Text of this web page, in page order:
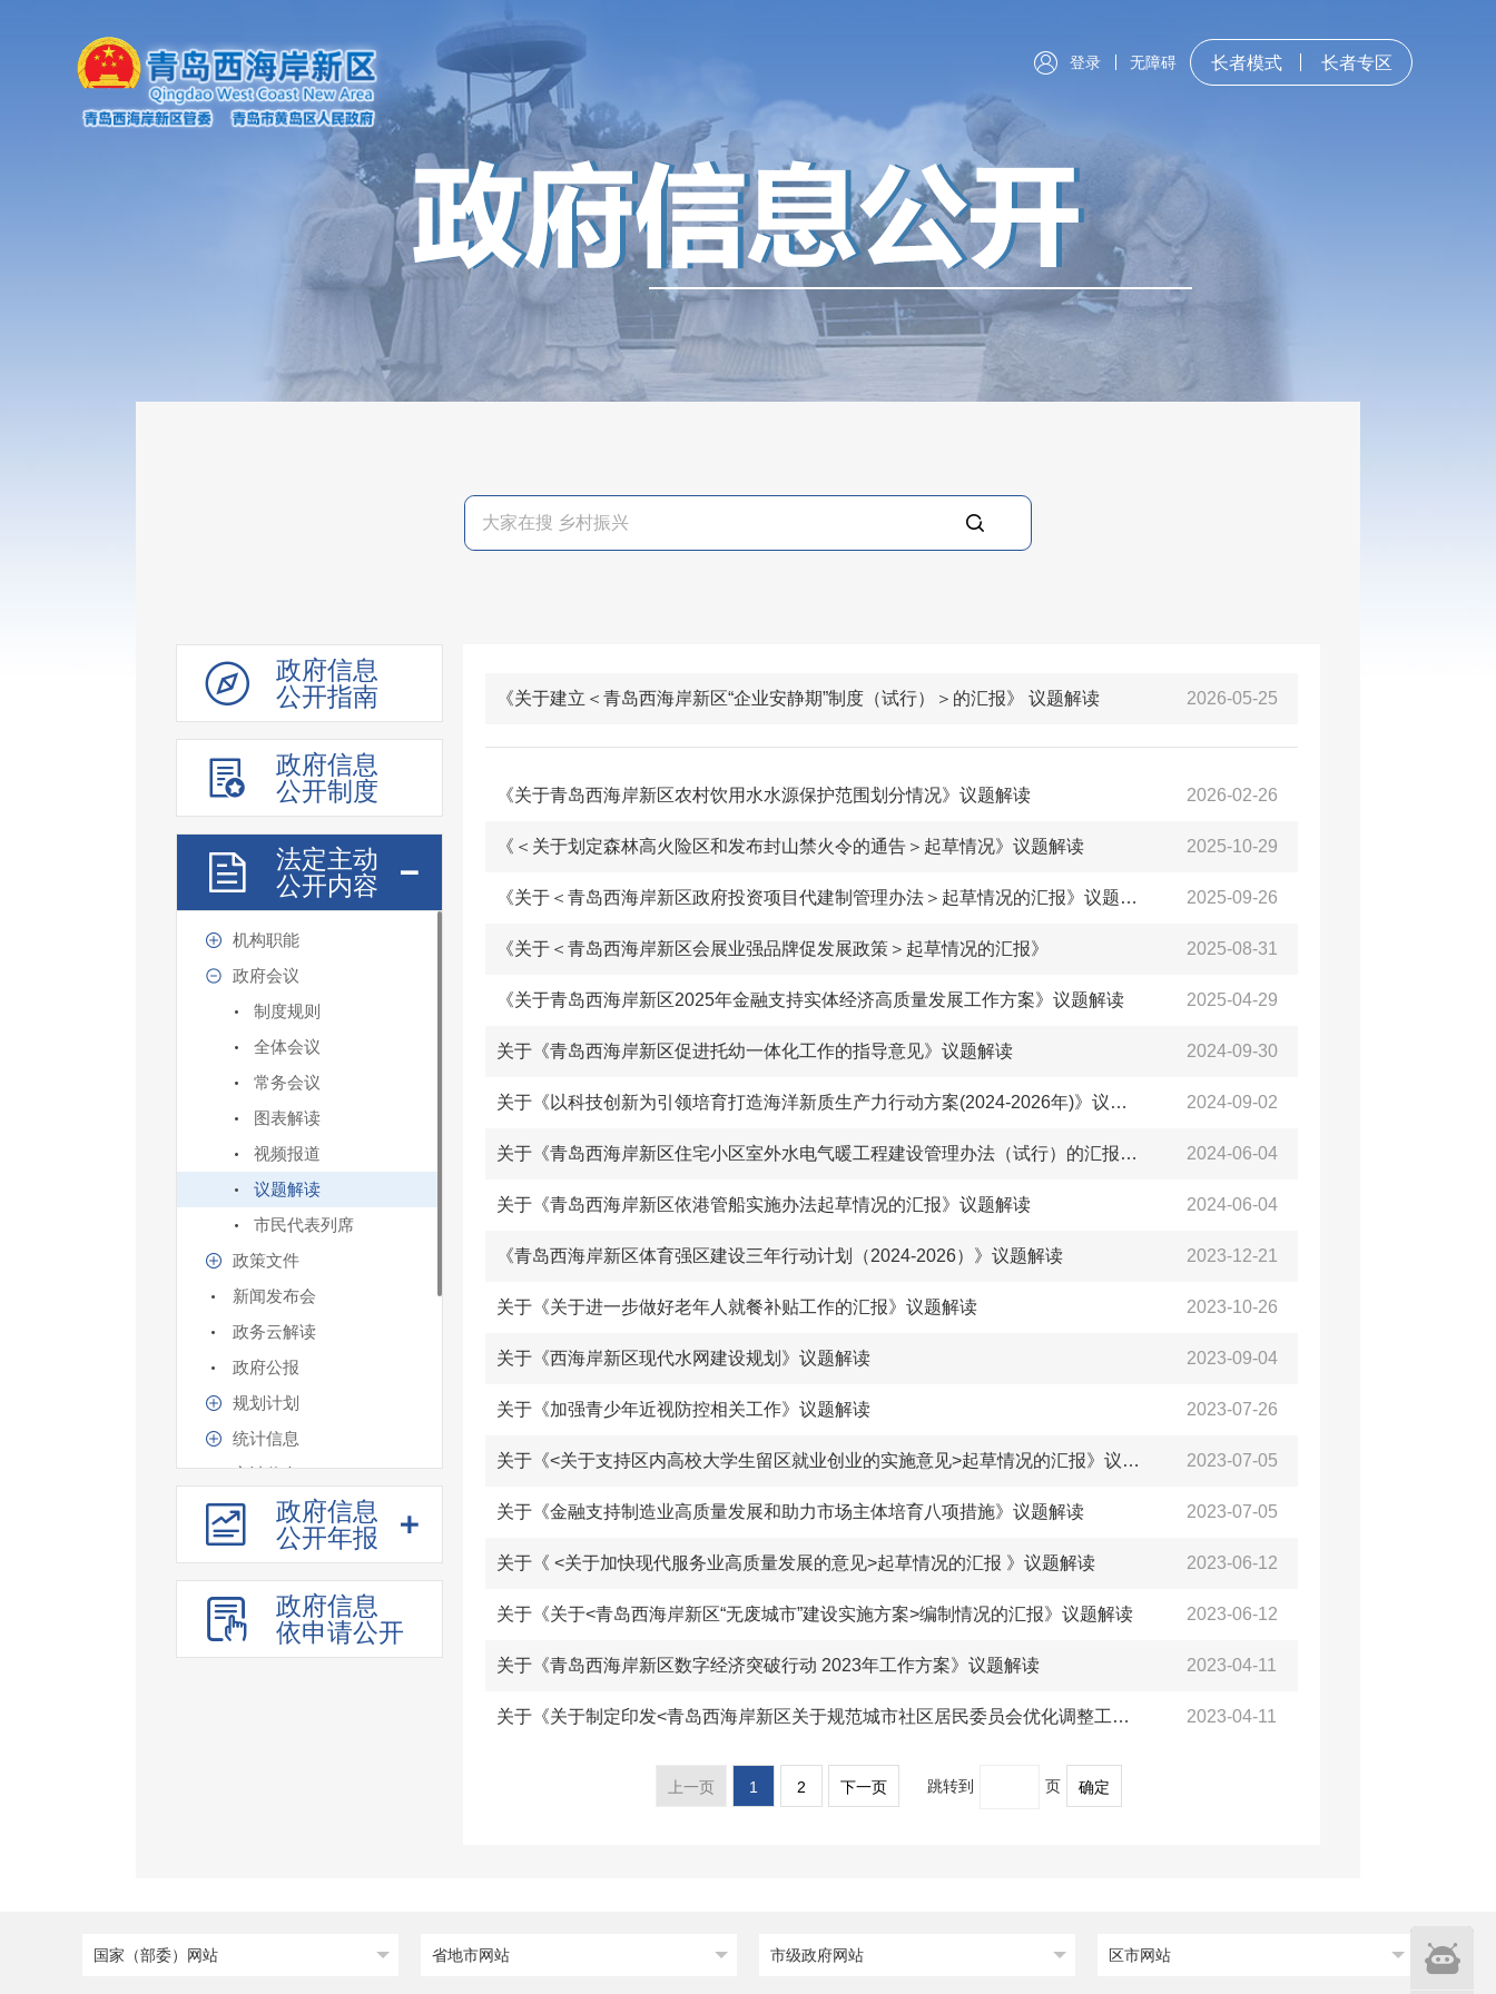
登录 无障碍 长者模式 长者专区
政府信息
公开指南
政府信息
公开制度
法定主动
公开内容
机构职能
政府会议
制度规则
全体会议
常务会议
图表解读
视频报道
议题解读
市民代表列席
政策文件
新闻发布会
政务云解读
政府公报
规划计划
统计信息
审计信息
政府工作报告
财政资金信息
重点领域信息
建议提案办理
政府信息
公开年报
政府信息
依申请公开
《关于建立＜青岛西海岸新区“企业安静期”制度（试行）＞的汇报》 议题解读 2026-05-25
《关于青岛西海岸新区农村饮用水水源保护范围划分情况》议题解读 2026-02-26
《＜关于划定森林高火险区和发布封山禁火令的通告＞起草情况》议题解读 2025-10-29
《关于＜青岛西海岸新区政府投资项目代建制管理办法＞起草情况的汇报》议题解读 2025-09-26
《关于＜青岛西海岸新区会展业强品牌促发展政策＞起草情况的汇报》 2025-08-31
《关于青岛西海岸新区2025年金融支持实体经济高质量发展工作方案》议题解读 2025-04-29
关于《青岛西海岸新区促进托幼一体化工作的指导意见》议题解读 2024-09-30
关于《以科技创新为引领培育打造海洋新质生产力行动方案(2024-2026年)》议题解读 2024-09-02
关于《青岛西海岸新区住宅小区室外水电气暖工程建设管理办法（试行）的汇报》议题解读 2024-06-04
关于《青岛西海岸新区依港管船实施办法起草情况的汇报》议题解读 2024-06-04
《青岛西海岸新区体育强区建设三年行动计划（2024-2026）》议题解读 2023-12-21
关于《关于进一步做好老年人就餐补贴工作的汇报》议题解读 2023-10-26
关于《西海岸新区现代水网建设规划》议题解读 2023-09-04
关于《加强青少年近视防控相关工作》议题解读 2023-07-26
关于《<关于支持区内高校大学生留区就业创业的实施意见>起草情况的汇报》议题解读 2023-07-05
关于《金融支持制造业高质量发展和助力市场主体培育八项措施》议题解读 2023-07-05
关于《 <关于加快现代服务业高质量发展的意见>起草情况的汇报 》议题解读 2023-06-12
关于《关于<青岛西海岸新区“无废城市”建设实施方案>编制情况的汇报》议题解读 2023-06-12
关于《青岛西海岸新区数字经济突破行动 2023年工作方案》议题解读 2023-04-11
关于《关于制定印发<青岛西海岸新区关于规范城市社区居民委员会优化调整工作的指导意见>有关情况的汇报》议题解读 2023-04-11
上一页 1 2 跳转到 页 确定
下一页
国家（部委）网站 省地市网站 市级政府网站 区市网站
智能
问答